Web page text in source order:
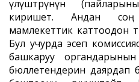
үлүштөрүнүн
киришет. Андан соң
мамлекеттик каттоодон
Бул учурда эсеп
башкаруу
бюллетендерин даярдап